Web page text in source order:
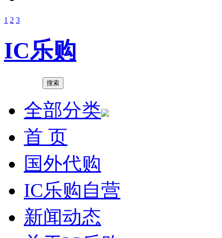
1 2 3
IC乐购
全部分类
首 页
国外代购
IC乐购自营
新闻动态